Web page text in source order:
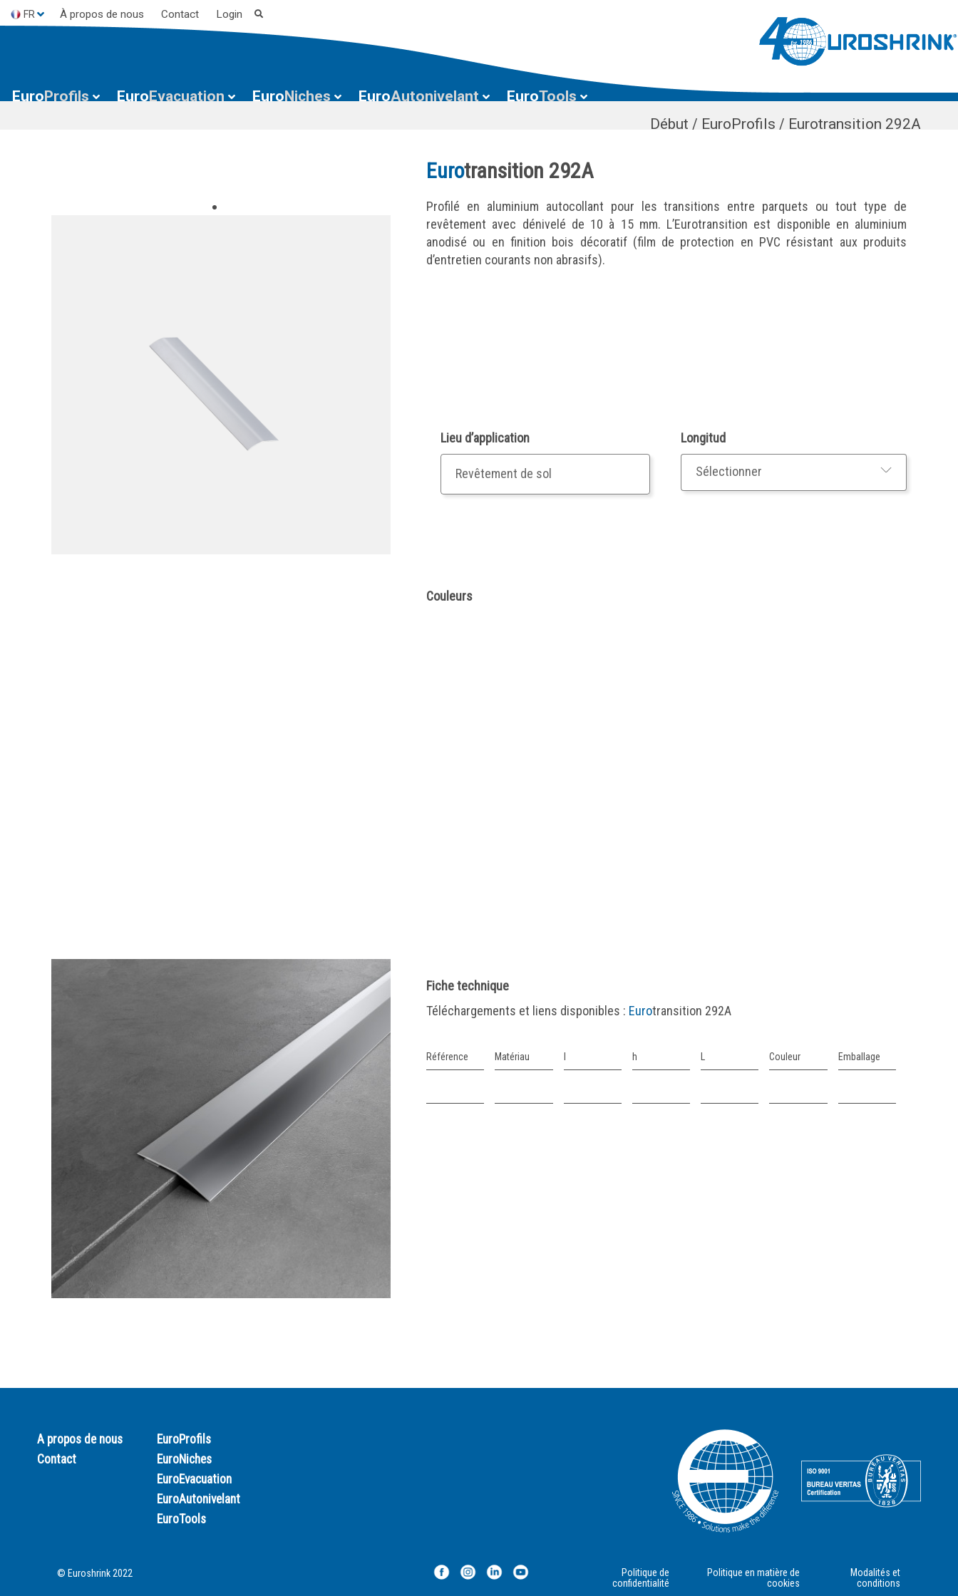
FR À propos de nous Contact Login
EuroProfils EuroEvacuation EuroNiches EuroAutonivelant EuroTools
Début / EuroProfils / Eurotransition 292A
Eurotransition 292A
Profilé en aluminium autocollant pour les transitions entre parquets ou tout type de
revêtement avec dénivelé de 10 à 15 mm. L’Eurotransition est disponible en aluminium
anodisé ou en finition bois décoratif (film de protection en PVC résistant aux produits
d’entretien courants non abrasifs).
Lieu d’application
Revêtement de sol
Longitud
Couleurs
Fiche technique
Téléchargements et liens disponibles : Eurotransition 292A
Référence Matériau h Couleur Emballage
A propos de nous
Contact
EuroProfils
EuroNiches
EuroEvacuation
EuroAutonivelant
EuroTools
© Euroshrink 2022
Politique de
confidentialité
Politique en matière de
cookies
Modalités et
conditions